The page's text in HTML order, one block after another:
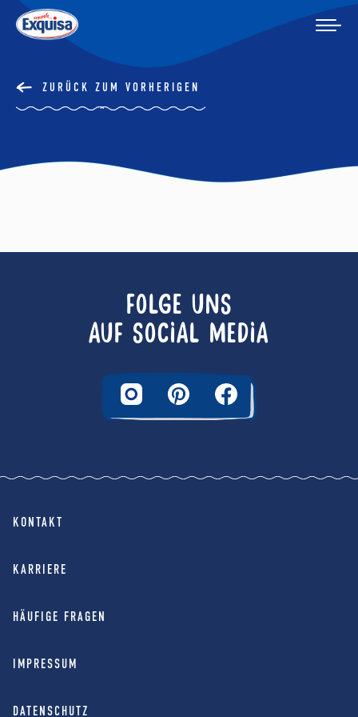
ZURÜCK ZUM VORHERIGEN
FOLGE UNS
AUF SOCIAL MEDIA
KONTAKT
KARRIERE
HÄUFIGE FRAGEN
IMPRESSUM
DATENSCHUTZ